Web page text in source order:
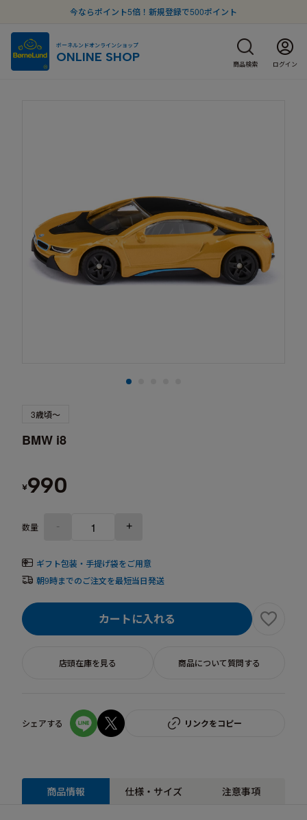
今ならポイント5倍！新規登録で500ポイント
ボーネルンドオンラインショップ
ONLINE SHOP 商品検索 ログイン
3歳頃～
BMW i8
¥990
数量 - +
ギフト包装・手提げ袋をご用意
朝9時までのご注文を最短当日発送
カートに入れる
店頭在庫を見る 商品について質問する
シェアする リンクをコピー
商品情報 仕様・サイズ 注意事項